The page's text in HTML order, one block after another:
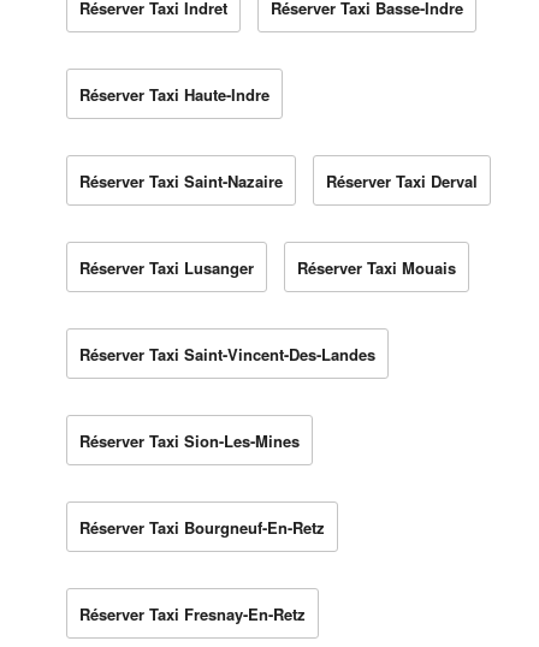
Réserver Taxi Indret Réserver Taxi Basse-Indre
Réserver Taxi Haute-Indre
Réserver Taxi Saint-Nazaire Réserver Taxi Derval
Réserver Taxi Lusanger Réserver Taxi Mouais
Réserver Taxi Saint-Vincent-Des-Landes
Réserver Taxi Sion-Les-Mines
Réserver Taxi Bourgneuf-En-Retz
Réserver Taxi Fresnay-En-Retz